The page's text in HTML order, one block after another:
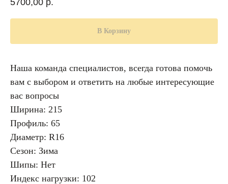
5700,00 р.
В Корзину
Наша команда специалистов, всегда готова помочь
вам с выбором и ответить на любые интересующие
вас вопросы
Ширина: 215
Профиль: 65
Диаметр: R16
Сезон: Зима
Шипы: Нет
Индекс нагрузки: 102